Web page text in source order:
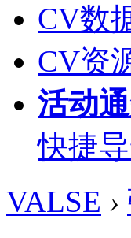
CV数
CV资
活动
快捷
VALSE ›